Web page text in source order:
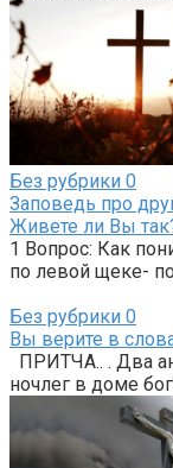
Без рубрики 0
Заповедь про
Живете ли Вы
1 Вопрос: Как
по левой щеке-
Без рубрики 0
Вы верите в
ПРИТЧА.. . Два
ночлег в доме